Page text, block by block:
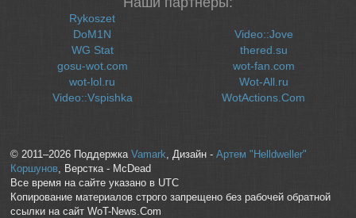
Rykoszet
DoM1N
WG Stat
gosu-wot.com
wot-lol.ru
Video::Vspishka
Video::Jove
thered.su
wot-fan.com
Wot-All.ru
WotActions.Com
© 2011–2026 Поддержка Vamark , Дизайн - Артем "Helldweller"
Коршунов, Верстка - McDead
Все время на сайте указано в UTC
Копирование материалов строго запрещено без рабочей обратной
ссылки на сайт WoT-News.Com